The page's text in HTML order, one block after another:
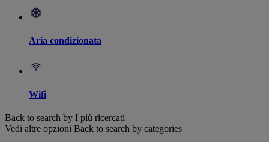
Aria condizionata
Wifi
Back to search by I più ricercati
Vedi altre opzioni Back to search by categories